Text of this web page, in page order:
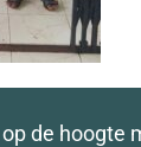
de hoogte